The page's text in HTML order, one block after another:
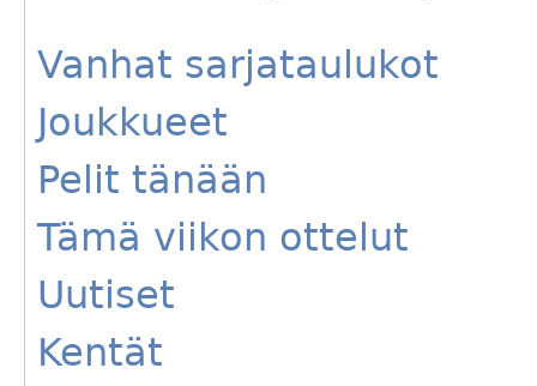
Vanhat sarjataulukot
Joukkueet
Pelit tänään
Tämä viikon ottelut
Uutiset
Kentät